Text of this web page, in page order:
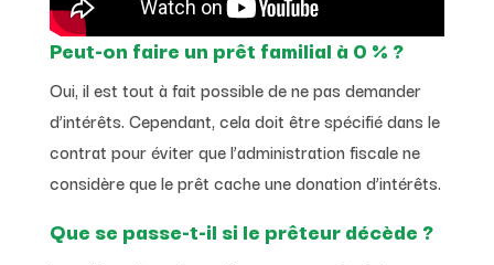
Peut-on faire un prêt familial à 0 % ?
Oui, il est tout à fait possible de ne pas demander
d’intérêts. Cependant, cela doit être spécifié dans le
contrat pour éviter que l’administration fiscale ne
considère que le prêt cache une donation d’intérêts.
Que se passe-t-il si le prêteur décède ?